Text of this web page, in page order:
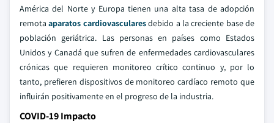
América del Norte y Europa tienen una alta tasa de adopción
remotaaparatos cardiovascularesdebido a la creciente base de
población geriátrica. Las personas en países como Estados
Unidos y Canadá que sufren de enfermedades cardiovasculares
crónicas que requieren monitoreo crítico continuo y, por lo
tanto, prefieren dispositivos de monitoreo cardíaco remoto que
influirán positivamente en el progreso de la industria.
COVID-19 Impacto